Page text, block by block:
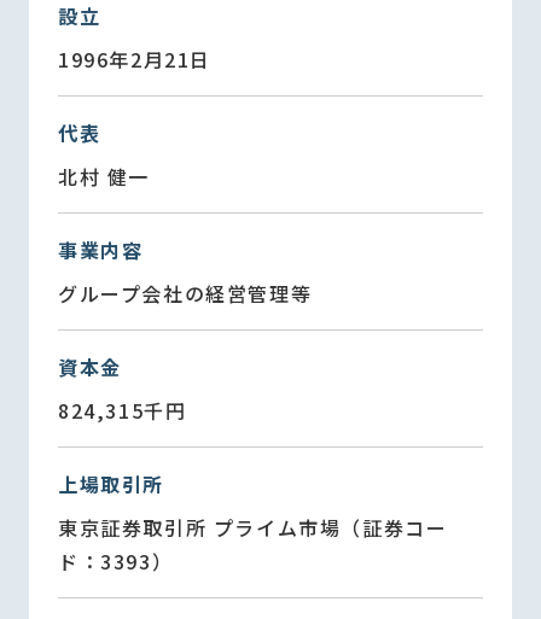
設立
1996年2月21日
代表
北村 健一
事業内容
グループ会社の経営管理等
資本金
824,315千円
上場取引所
東京証券取引所 プライム市場（証券コー
ド：3393）